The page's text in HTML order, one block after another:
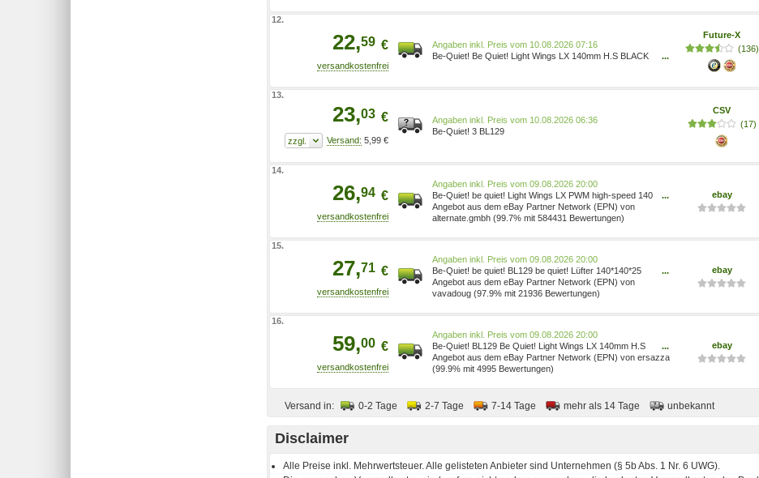
12.
22,59 €
Preis vom 10.08.2026 07:16
Be-Quiet! Be Quiet! Light Wings LX 140mm H.S BLACK
...
Future-X
(136)
13.
23,03 €
5,99 €
Preis vom 10.08.2026 06:36
Be-Quiet! 3 BL129
CSV
(17)
14.
26,94 €
Preis vom 09.08.2026 20:00
Be-Quiet! be quiet! Light Wings LX PWM high-speed 140
mm, Gehäuselüfter, schwarz BL129
...
Angebot aus dem eBay Partner Network (EPN) von
alternate.gmbh (99.7% mit 584431 Bewertungen)
ebay
15.
27,71 €
Preis vom 09.08.2026 20:00
Be-Quiet! be quiet! BL129 be quiet! Lüfter 140*140*25
Light Wings LX PWM high speed
...
Angebot aus dem eBay Partner Network (EPN) von
vavadoug (97.9% mit 21936 Bewertungen)
ebay
16.
59,00 €
Preis vom 09.08.2026 20:00
Be-Quiet! BL129 Be Quiet! Light Wings LX 140mm H.S
BLACK ~D~
...
Angebot aus dem eBay Partner Network (EPN) von ersazza
(99.9% mit 4995 Bewertungen)
ebay
Versand in: 0-2 Tage 2-7 Tage 7-14 Tage mehr als 14 Tage unbekannt
Disclaimer